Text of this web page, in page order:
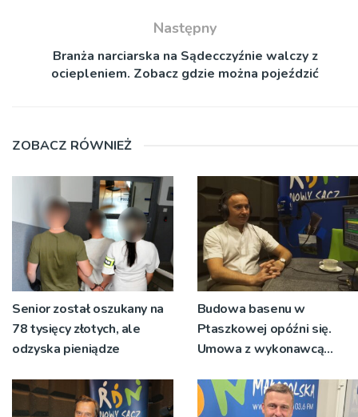
Następny
Branża narciarska na Sądecczyźnie walczy z
ociepleniem. Zobacz gdzie można pojeździć
ZOBACZ RÓWNIEŻ
Senior został oszukany na
78 tysięcy złotych, ale
odzyska pieniądze
Budowa basenu w
Ptaszkowej opóźni się.
Umowa z wykonawcą
nie zostanie podpisana